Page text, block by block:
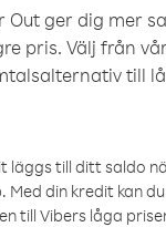
Out ger dig mer
pris. Välj från
till
läggs till ditt saldo
din kredit kan
till Vibers låga